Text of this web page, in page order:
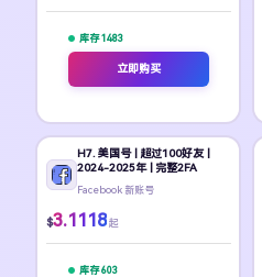
库存 1483
立即购买
H7. 美国号 | 超过100好友 |
2024-2025年 | 完整2FA
Facebook 新账号
$3.1118 起
库存 603